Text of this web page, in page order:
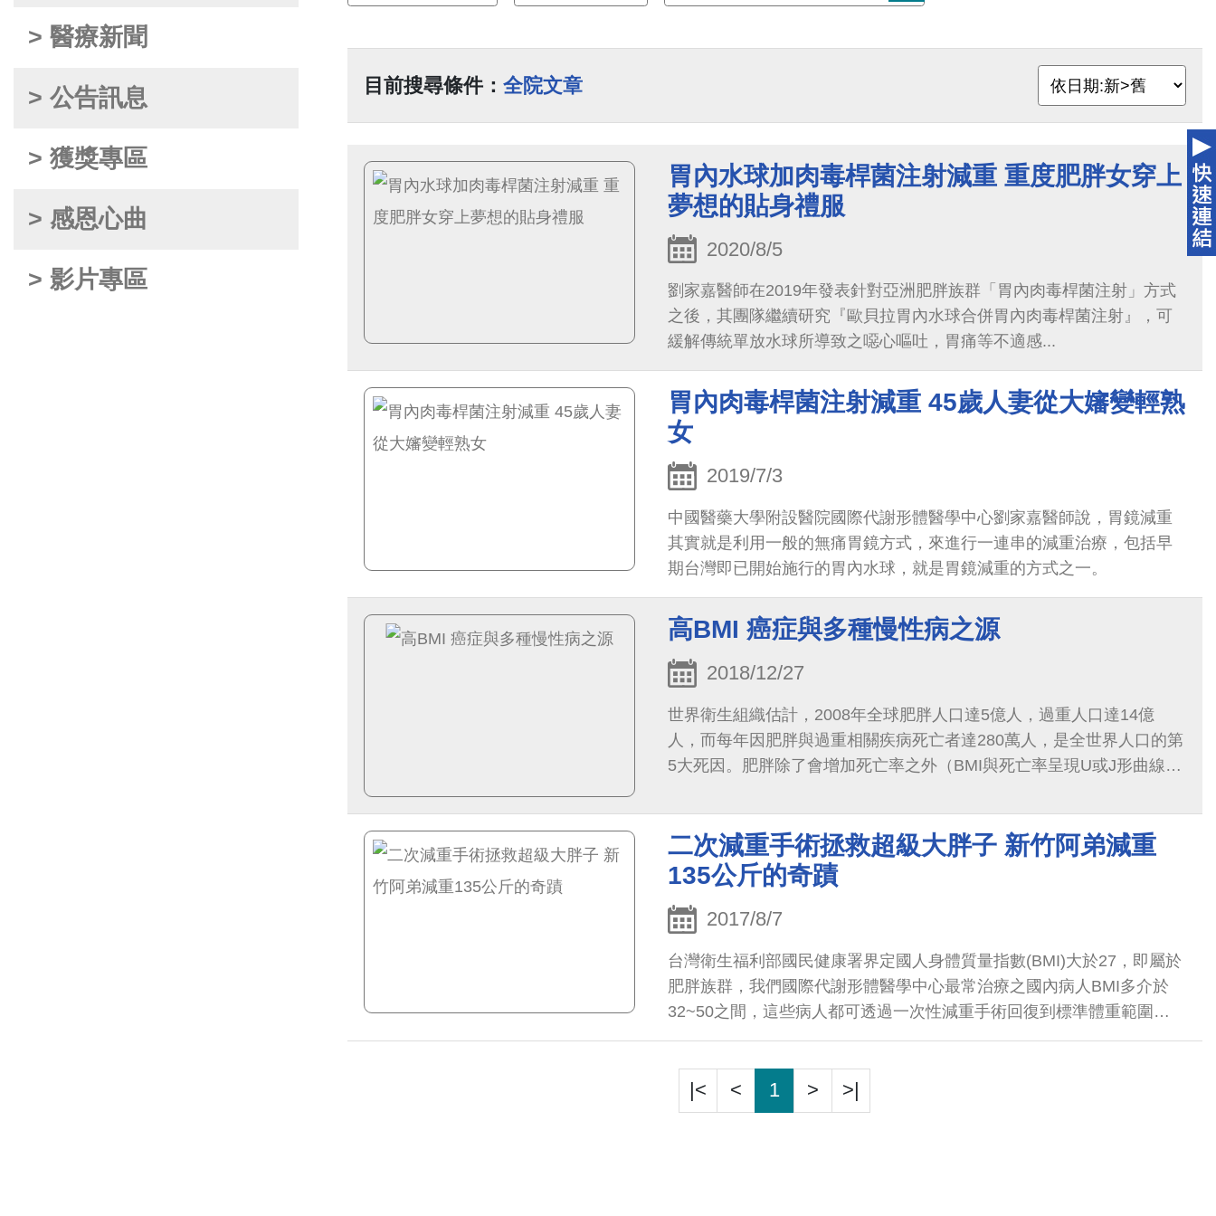
> 醫療新聞
> 公告訊息
> 獲獎專區
> 感恩心曲
> 影片專區
目前搜尋條件： 全院文章
胃內水球加肉毒桿菌注射減重 重度肥胖女穿上
夢想的貼身禮服
2020/8/5
劉家嘉醫師在2019年發表針對亞洲肥胖族群「胃內肉毒桿菌注射」方式
之後，其團隊繼續研究『歐貝拉胃內水球合併胃內肉毒桿菌注射』，可
緩解傳統單放水球所導致之噁心嘔吐，胃痛等不適感...
胃內肉毒桿菌注射減重 45歲人妻從大嬸變輕熟
女
2019/7/3
中國醫藥大學附設醫院國際代謝形體醫學中心劉家嘉醫師說，胃鏡減重
其實就是利用一般的無痛胃鏡方式，來進行一連串的減重治療，包括早
期台灣即已開始施行的胃內水球，就是胃鏡減重的方式之一。
高BMI 癌症與多種慢性病之源
2018/12/27
世界衛生組織估計，2008年全球肥胖人口達5億人，過重人口達14億
人，而每年因肥胖與過重相關疾病死亡者達280萬人，是全世界人口的第
5大死因。肥胖除了會增加死亡率之外（BMI與死亡率呈現U或J形曲線的
二次減重手術拯救超級大胖子 新竹阿弟減重
135公斤的奇蹟
2017/8/7
台灣衛生福利部國民健康署界定國人身體質量指數(BMI)大於27，即屬於
肥胖族群，我們國際代謝形體醫學中心最常治療之國內病人BMI多介於
32~50之間，這些病人都可透過一次性減重手術回復到標準體重範圍。
但若是BMI大於50以上的俗稱超級大胖子的『超級肥胖』族群，要怎麼
|< < 1 > >|